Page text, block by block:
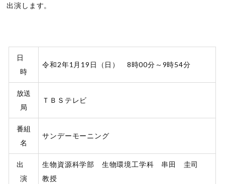
出演します。
日
時
令和2年1月19日（日） 8時00分～9時54分
放送
局
ＴＢＳテレビ
番組
名
サンデーモーニング
出
演
生物資源科学部 生物環境工学科 串田 圭司
教授